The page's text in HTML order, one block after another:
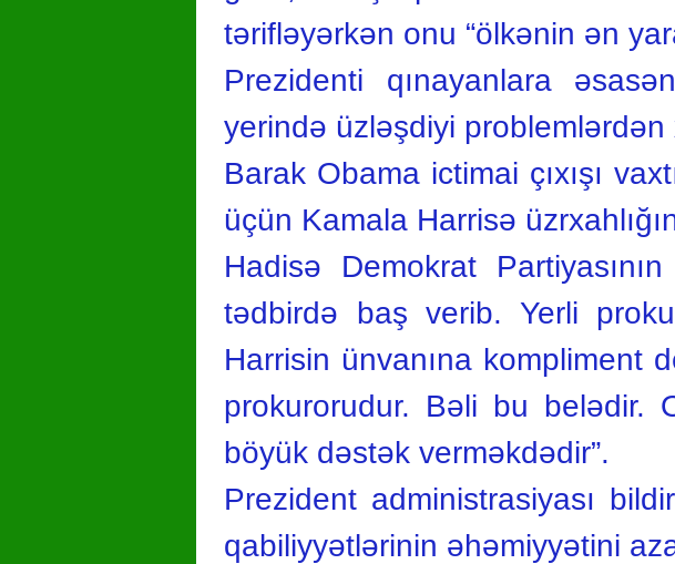
tərifləyərkən onu “ölkənin ən
Prezidenti qınayanlara
yerində üzləşdiyi problemlərdən
Barak Obama ictimai çıxışı
üçün Kamala Harrisə
Hadisə Demokrat
tədbirdə baş verib. Yerli
Harrisin ünvanına kompliment
prokurorudur. Bəli bu belədir.
böyük dəstək verməkdədir”.
Prezident administrasiyası
qabiliyyətlərinin əhəmiyyətini